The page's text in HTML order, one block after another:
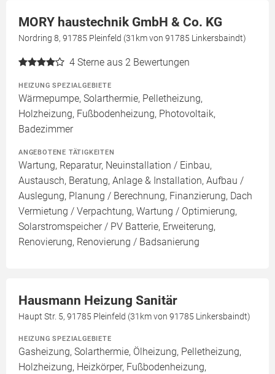
MORY haustechnik GmbH & Co. KG
Nordring 8, 91785 Pleinfeld (31km von 91785 Linkersbaindt)
4 Sterne aus 2 Bewertungen
HEIZUNG SPEZIALGEBIETE
Wärmepumpe, Solarthermie, Pelletheizung,
Holzheizung, Fußbodenheizung, Photovoltaik,
Badezimmer
ANGEBOTENE TÄTIGKEITEN
Wartung, Reparatur, Neuinstallation / Einbau,
Austausch, Beratung, Anlage & Installation, Aufbau /
Auslegung, Planung / Berechnung, Finanzierung, Dach
Vermietung / Verpachtung, Wartung / Optimierung,
Solarstromspeicher / PV Batterie, Erweiterung,
Renovierung, Renovierung / Badsanierung
Hausmann Heizung Sanitär
Haupt Str. 5, 91785 Pleinfeld (31km von 91785 Linkersbaindt)
HEIZUNG SPEZIALGEBIETE
Gasheizung, Solarthermie, Ölheizung, Pelletheizung,
Holzheizung, Heizkörper, Fußbodenheizung,